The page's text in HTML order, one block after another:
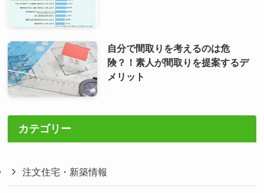
自分で間取りを考えるのは危
険？！素人が間取りを提案するデ
メリット
カテゴリー
注文住宅・新築情報